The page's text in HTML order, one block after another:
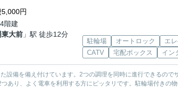
円
階建
東大前 」駅 徒歩12分
駐輪場 オートロック
エ
CATV
宅配ボックス イン
設備を備え付けています。2つの調理を同時に進行できるので
あり、よく電車を利用する方にピッタリです。駐輪場付きの